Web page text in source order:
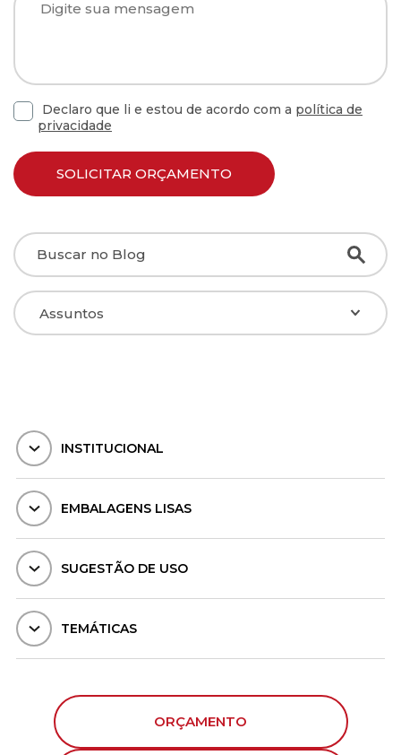
Declaro que li e estou de acordo com a política de
privacidade
INSTITUCIONAL
EMBALAGENS LISAS
SUGESTÃO DE USO
TEMÁTICAS
ORÇAMENTO